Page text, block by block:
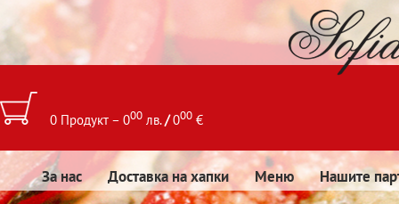
0 Продукт – 000 лв./000 €
За нас Доставка на хапки Меню Нашите